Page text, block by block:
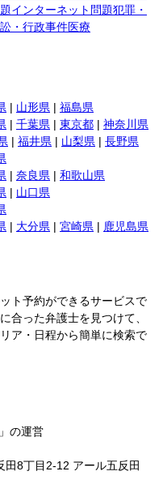
インターネット問題犯罪・
・行政事件医療
| 山形県 | 福島県
| 千葉県 | 東京都 | 神奈川県
| 福井県 | 山梨県 | 長野県
| 奈良県 | 和歌山県
| 山口県
| 大分県 | 宮崎県 | 鹿児島県
ト予約ができるサービスで
合った弁護士を見つけて、
ア・日程から簡単に検索で
の運営
8丁目2-12 アール五反田